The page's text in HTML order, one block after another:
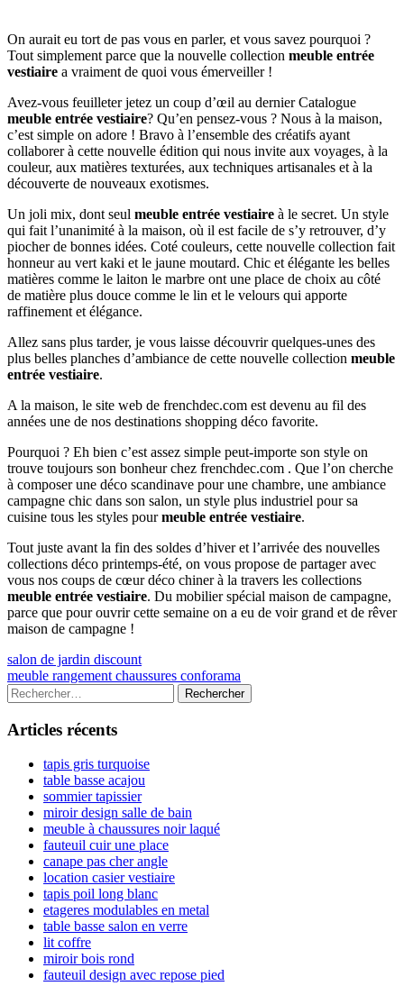
On aurait eu tort de pas vous en parler, et vous savez pourquoi ?
Tout simplement parce que la nouvelle collection meuble entrée
vestiaire a vraiment de quoi vous émerveiller !
Avez-vous feuilleter jetez un coup d’œil au dernier Catalogue
meuble entrée vestiaire? Qu’en pensez-vous ? Nous à la maison,
c’est simple on adore ! Bravo à l’ensemble des créatifs ayant
collaborer à cette nouvelle édition qui nous invite aux voyages, à la
couleur, aux matières texturées, aux techniques artisanales et à la
découverte de nouveaux exotismes.
Un joli mix, dont seul meuble entrée vestiaire à le secret. Un style
qui fait l’unanimité à la maison, où il est facile de s’y retrouver, d’y
piocher de bonnes idées. Coté couleurs, cette nouvelle collection fait
honneur au vert kaki et le jaune moutard. Chic et élégante les belles
matières comme le laiton le marbre ont une place de choix au côté
de matière plus douce comme le lin et le velours qui apporte
raffinement et élégance.
Allez sans plus tarder, je vous laisse découvrir quelques-unes des
plus belles planches d’ambiance de cette nouvelle collection meuble
entrée vestiaire.
A la maison, le site web de frenchdec.com est devenu au fil des
années une de nos destinations shopping déco favorite.
Pourquoi ? Eh bien c’est assez simple peut-importe son style on
trouve toujours son bonheur chez frenchdec.com . Que l’on cherche
à composer une déco scandinave pour une chambre, une ambiance
campagne chic dans son salon, un style plus industriel pour sa
cuisine tous les styles pourmeuble entrée vestiaire.
Tout juste avant la fin des soldes d’hiver et l’arrivée des nouvelles
collections déco printemps-été, on vous propose de partager avec
vous nos coups de cœur déco chiner à la travers les collections
meuble entrée vestiaire. Du mobilier spécial maison de campagne,
parce que pour ouvrir cette semaine on a eu de voir grand et de rêver
maison de campagne !
Navigation
de
l’article
Previous
article:
salon de jardin discount
Next
article:
meuble rangement chaussures conforama
Colonne
latérale
principale
Rechercher :
Articles récents
tapis gris turquoise
table basse acajou
sommier tapissier
miroir design salle de bain
meuble à chaussures noir laqué
fauteuil cuir une place
canape pas cher angle
location casier vestiaire
tapis poil long blanc
etageres modulables en metal
table basse salon en verre
lit coffre
miroir bois rond
fauteuil design avec repose pied